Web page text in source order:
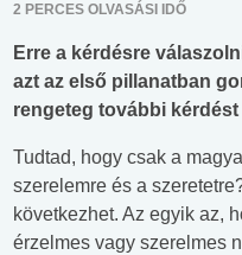
2 PERCES OLVASÁSI IDŐ
Erre a kérdésre
azt az első pillanatban
rengeteg további kérdést
Tudtad, hogy csak a
szerelemre és a
következhet. Az egyik az,
érzelmes vagy szerelmes